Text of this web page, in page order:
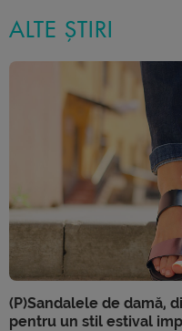
ALTE ȘTIRI
(P)Sandalele de damă,
pentru un stil estival